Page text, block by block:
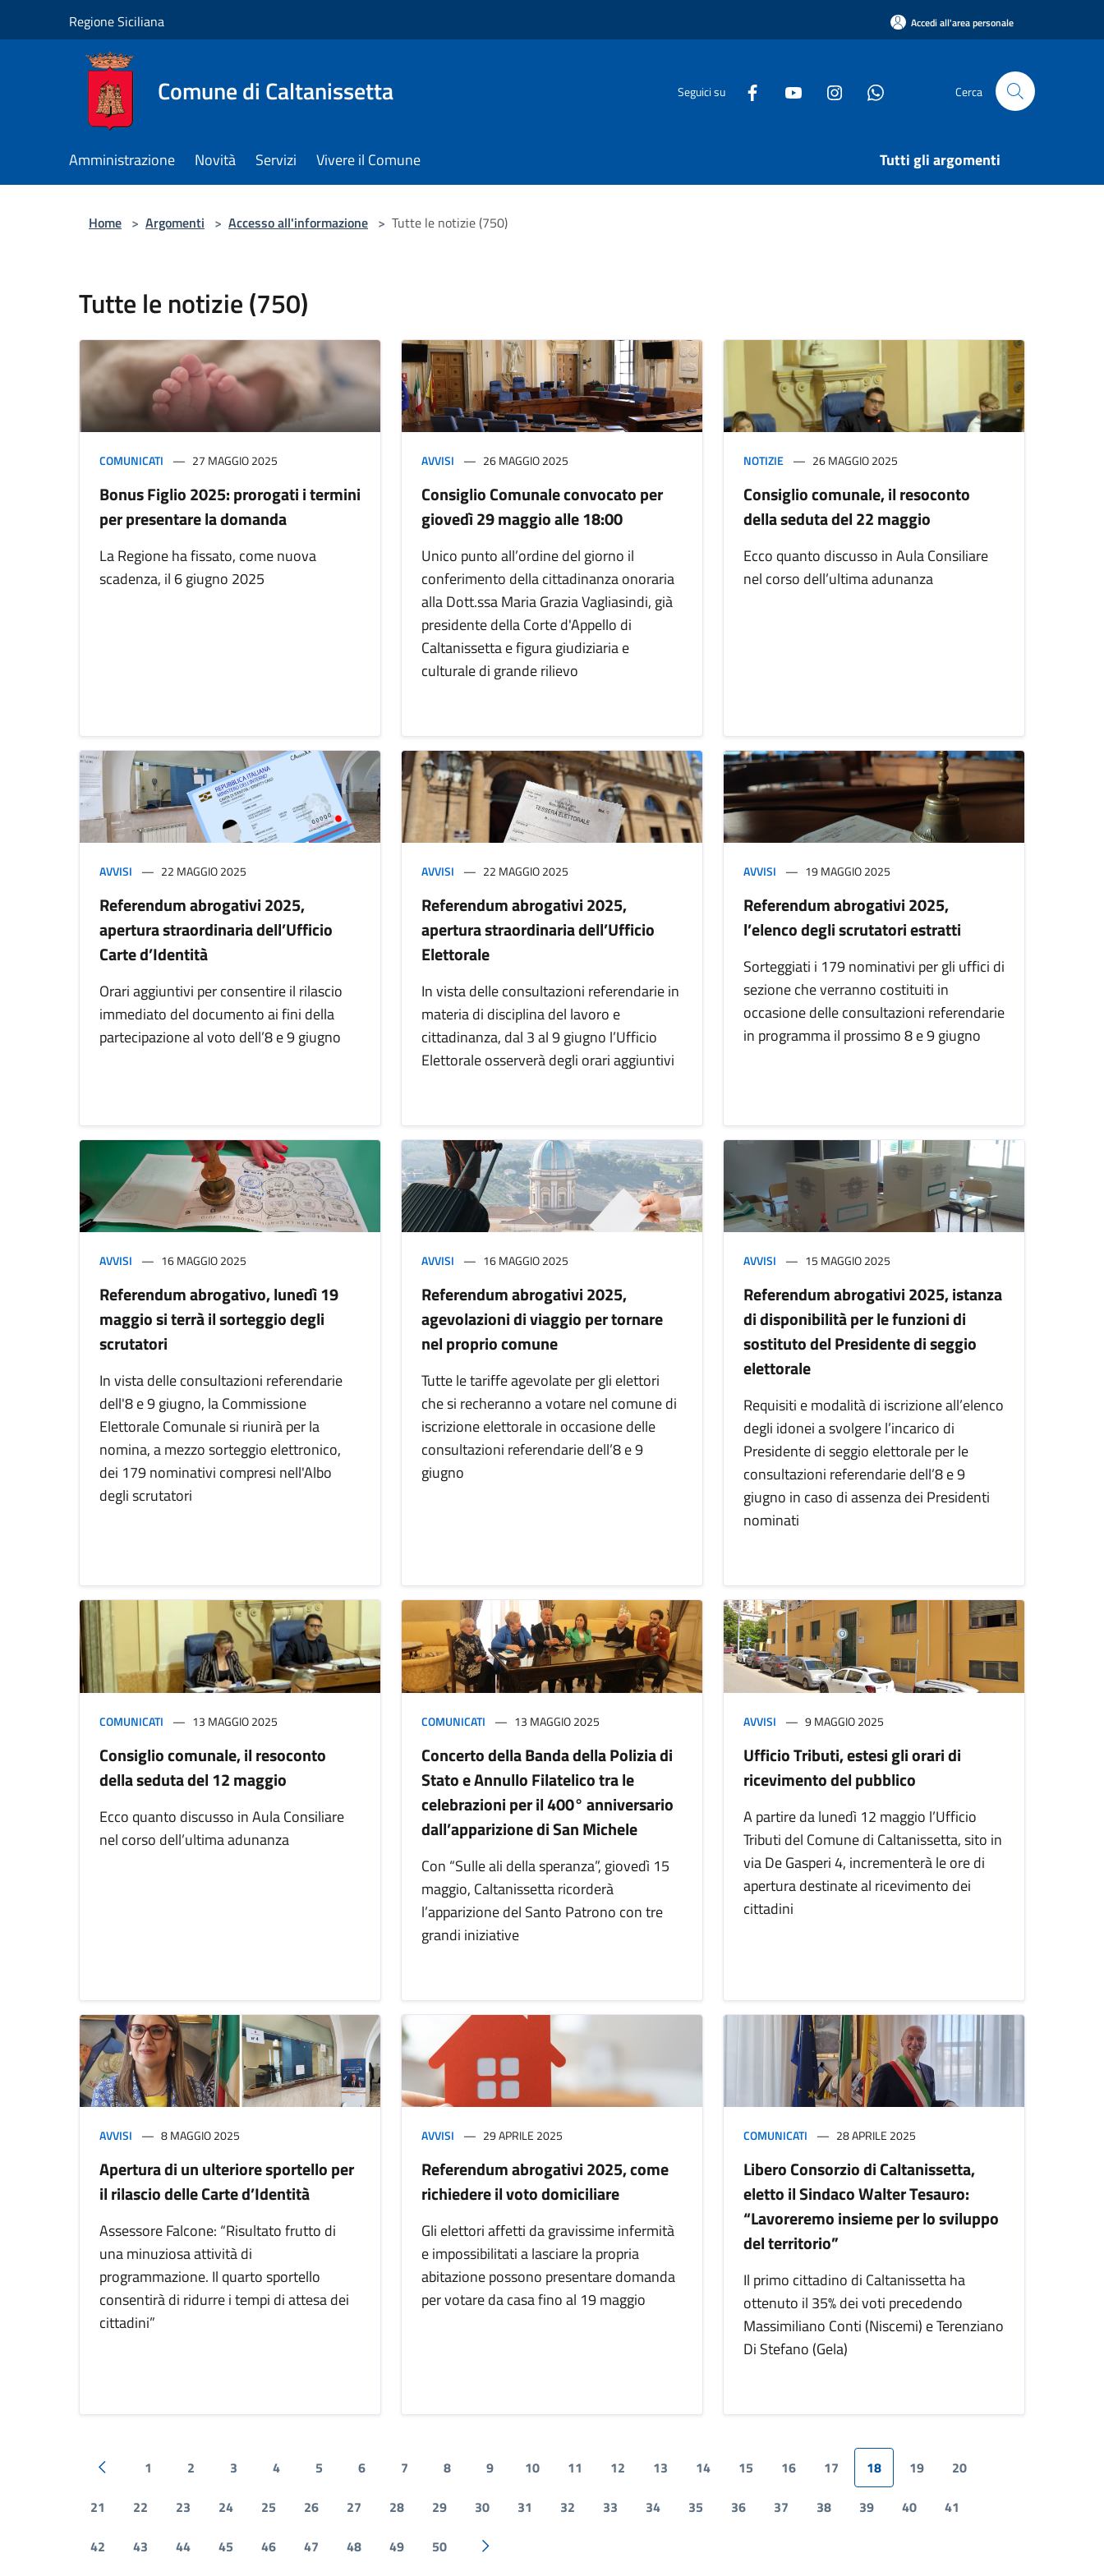
Regione Siciliana Accedi all'area personale
Comune di Caltanissetta Seguici su Cerca
Amministrazione Novità Servizi Vivere il Comune Tutti gli argomenti
Home > Argomenti > Accesso all'informazione > Tutte le notizie (750)
Tutte le notizie (750)
COMUNICATI 27 MAGGIO 2025
Bonus Figlio 2025: prorogati i termini
per presentare la domanda
La Regione ha fissato, come nuova
scadenza, il 6 giugno 2025
AVVISI 26 MAGGIO 2025
Consiglio Comunale convocato per
giovedì 29 maggio alle 18:00
Unico punto all’ordine del giorno il
conferimento della cittadinanza onoraria
alla Dott.ssa Maria Grazia Vagliasindi, già
presidente della Corte d'Appello di
Caltanissetta e figura giudiziaria e
culturale di grande rilievo
NOTIZIE 26 MAGGIO 2025
Consiglio comunale, il resoconto
della seduta del 22 maggio
Ecco quanto discusso in Aula Consiliare
nel corso dell’ultima adunanza
AVVISI 22 MAGGIO 2025
Referendum abrogativi 2025,
apertura straordinaria dell’Ufficio
Carte d’Identità
Orari aggiuntivi per consentire il rilascio
immediato del documento ai fini della
partecipazione al voto dell’8 e 9 giugno
AVVISI 22 MAGGIO 2025
Referendum abrogativi 2025,
apertura straordinaria dell’Ufficio
Elettorale
In vista delle consultazioni referendarie in
materia di disciplina del lavoro e
cittadinanza, dal 3 al 9 giugno l’Ufficio
Elettorale osserverà degli orari aggiuntivi
AVVISI 19 MAGGIO 2025
Referendum abrogativi 2025,
l’elenco degli scrutatori estratti
Sorteggiati i 179 nominativi per gli uffici di
sezione che verranno costituiti in
occasione delle consultazioni referendarie
in programma il prossimo 8 e 9 giugno
AVVISI 16 MAGGIO 2025
Referendum abrogativo, lunedì 19
maggio si terrà il sorteggio degli
scrutatori
In vista delle consultazioni referendarie
dell'8 e 9 giugno, la Commissione
Elettorale Comunale si riunirà per la
nomina, a mezzo sorteggio elettronico,
dei 179 nominativi compresi nell'Albo
degli scrutatori
AVVISI 16 MAGGIO 2025
Referendum abrogativi 2025,
agevolazioni di viaggio per tornare
nel proprio comune
Tutte le tariffe agevolate per gli elettori
che si recheranno a votare nel comune di
iscrizione elettorale in occasione delle
consultazioni referendarie dell’8 e 9
giugno
AVVISI 15 MAGGIO 2025
Referendum abrogativi 2025, istanza
di disponibilità per le funzioni di
sostituto del Presidente di seggio
elettorale
Requisiti e modalità di iscrizione all’elenco
degli idonei a svolgere l’incarico di
Presidente di seggio elettorale per le
consultazioni referendarie dell’8 e 9
giugno in caso di assenza dei Presidenti
nominati
COMUNICATI 13 MAGGIO 2025
Consiglio comunale, il resoconto
della seduta del 12 maggio
Ecco quanto discusso in Aula Consiliare
nel corso dell’ultima adunanza
COMUNICATI 13 MAGGIO 2025
Concerto della Banda della Polizia di
Stato e Annullo Filatelico tra le
celebrazioni per il 400° anniversario
dall’apparizione di San Michele
Con “Sulle ali della speranza”, giovedì 15
maggio, Caltanissetta ricorderà
l’apparizione del Santo Patrono con tre
grandi iniziative
AVVISI 9 MAGGIO 2025
Ufficio Tributi, estesi gli orari di
ricevimento del pubblico
A partire da lunedì 12 maggio l’Ufficio
Tributi del Comune di Caltanissetta, sito in
via De Gasperi 4, incrementerà le ore di
apertura destinate al ricevimento dei
cittadini
AVVISI 8 MAGGIO 2025
Apertura di un ulteriore sportello per
il rilascio delle Carte d’Identità
Assessore Falcone: “Risultato frutto di
una minuziosa attività di
programmazione. Il quarto sportello
consentirà di ridurre i tempi di attesa dei
cittadini”
AVVISI 29 APRILE 2025
Referendum abrogativi 2025, come
richiedere il voto domiciliare
Gli elettori affetti da gravissime infermità
e impossibilitati a lasciare la propria
abitazione possono presentare domanda
per votare da casa fino al 19 maggio
COMUNICATI 28 APRILE 2025
Libero Consorzio di Caltanissetta,
eletto il Sindaco Walter Tesauro:
“Lavoreremo insieme per lo sviluppo
del territorio”
Il primo cittadino di Caltanissetta ha
ottenuto il 35% dei voti precedendo
Massimiliano Conti (Niscemi) e Terenziano
Di Stefano (Gela)
Pagina precedente
1 2 3 4 5 6 7 8 9 10 11 12 13 14 15 16 17 18 19
20
21
22 23 24 25 26 27 28 29 30 31 32 33 34 35 36 37 38 39 40
41
42
43 44 45 46 47 48 49 50
Pagina successiva